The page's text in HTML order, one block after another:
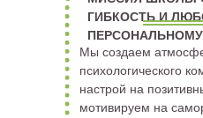
ГИБКОСТЬ И
Мы создаем
психологического
настрой на
мотивируем на